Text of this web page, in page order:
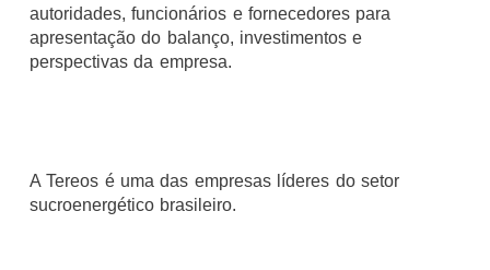
autoridades, funcionários e fornecedores para
apresentação do balanço, investimentos e
perspectivas da empresa.
A Tereos é uma das empresas líderes do setor
sucroenergético brasileiro.